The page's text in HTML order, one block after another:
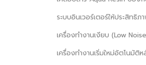
ระบบอินเวอร์เตอร์ให้ประสิทธิ
เครื่องทำงานเงียบ (Low
เครื่องทำงานเริ่มใหม่อัตโนมั